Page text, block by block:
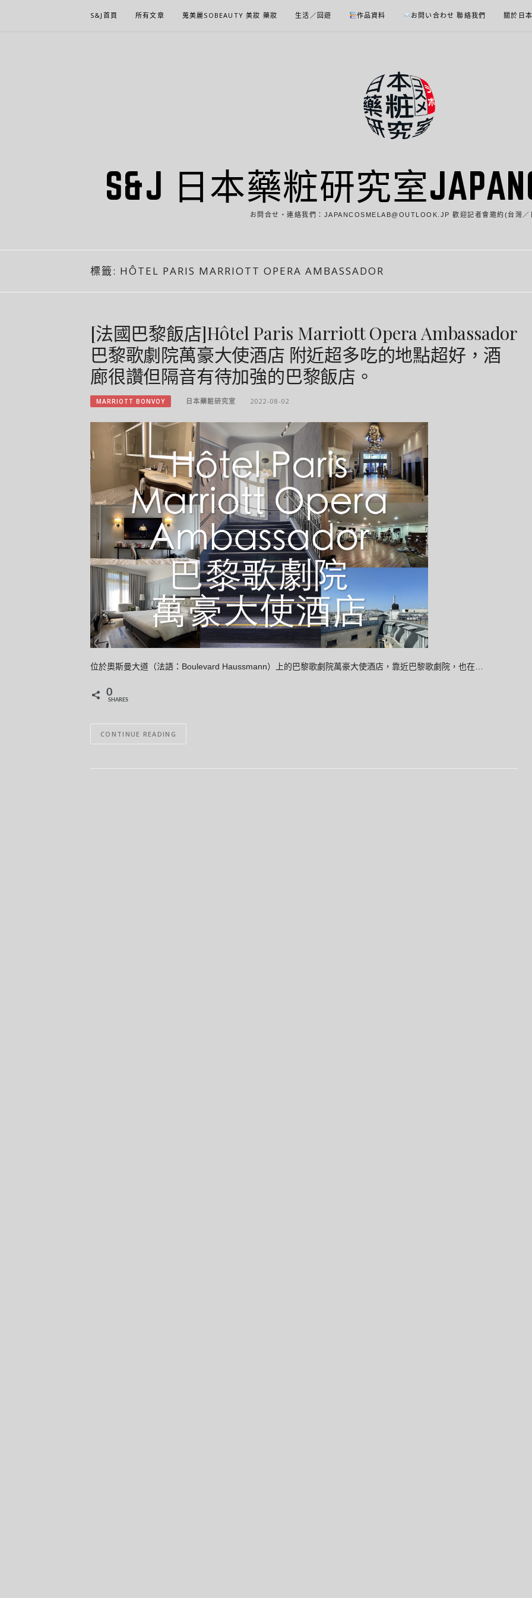
S&J首頁 所有文章 蒐美麗SOBEAUTY 美妝 藥妝 生活／回遊 作品資料 お問い合わせ 聯絡我們 關於日
S&J 日本藥粧研究室
お問合せ・連絡我們：JAPANCOSMELAB@OUTLOOK.JP 歡迎記者會邀約(台灣／
標籤: HÔTEL PARIS MARRIOTT OPERA AMBASSADOR
[法國巴黎飯店]Hôtel Paris Marriott Opera Ambassador
巴黎歌劇院萬豪大使酒店 附近超多吃的地點超好，酒
廊很讚但隔音有待加強的巴黎飯店。
MARRIOTT BONVOY 日本藥粧研究室 2022-08-02
位於奧斯曼大道（法語：Boulevard Haussmann）上的巴黎歌劇院萬豪大使酒店，靠近巴黎歌劇院，也在…
0
SHARES
CONTINUE READING